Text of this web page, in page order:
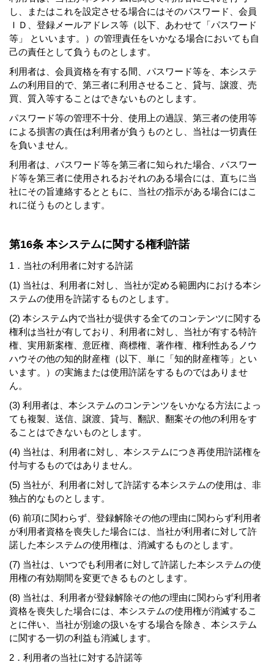
し、またはこれを設定させる場合にはそのパスワード、会員
ＩＤ、登録メールアドレス等（以下、あわせて「パスワード
等」 といいます。）の管理責任をいかなる場合においても自
己の責任として負うものとします。
利用者は、会員資格を有する間、パスワード等を、本システ
ムの利用目的で、第三者に利用させること、貸与、譲渡、売
買、質入等することはできないものとします。
パスワード等の管理不十分、使用上の過誤、第三者の使用等
による損害の責任は利用者が負うものとし、当社は一切責任
を負いません。
利用者は、パスワード等を第三者に知られた場合、パスワー
ド等を第三者に使用されるおそれのある場合には、直ちに当
社にその旨連絡するとともに、当社の指示がある場合にはこ
れに従うものとします。
第16条 本システムに関する権利許諾
1．当社の利用者に対する許諾
(1) 当社は、利用者に対し、当社が定める範囲内における本シ
ステムの使用を許諾するものとします。
(2) 本システム内で当社が提供する全てのコンテンツに関する
権利は当社が有しており、利用者に対し、当社が有する特許
権、実用新案権、意匠権、商標権、著作権、権利性あるノウ
ハウその他の知的財産権（以下、単に「知的財産権等」とい
います。）の実施または使用許諾をするものではありませ
ん。
(3) 利用者は、本システムのコンテンツをいかなる方法によっ
ても複製、送信、譲渡、貸与、翻訳、翻案その他の利用をす
ることはできないものとします。
(4) 当社は、利用者に対し、本システムにつき再使用許諾権を
付与するものではありません。
(5) 当社が、利用者に対して許諾する本システムの使用は、非
独占的なものとします。
(6) 前項に関わらず、登録解除その他の理由に関わらず利用者
が利用者資格を喪失した場合には、当社が利用者に対して許
諾した本システムの使用権は、消滅するものとします。
(7) 当社は、いつでも利用者に対して許諾した本システムの使
用権の有効期間を変更できるものとします。
(8) 当社は、利用者が登録解除その他の理由に関わらず利用者
資格を喪失した場合には、本システムの使用権が消滅するこ
とに伴い、当社が別途の扱いをする場合を除き、本システム
に関する一切の利益も消滅します。
2．利用者の当社に対する許諾等